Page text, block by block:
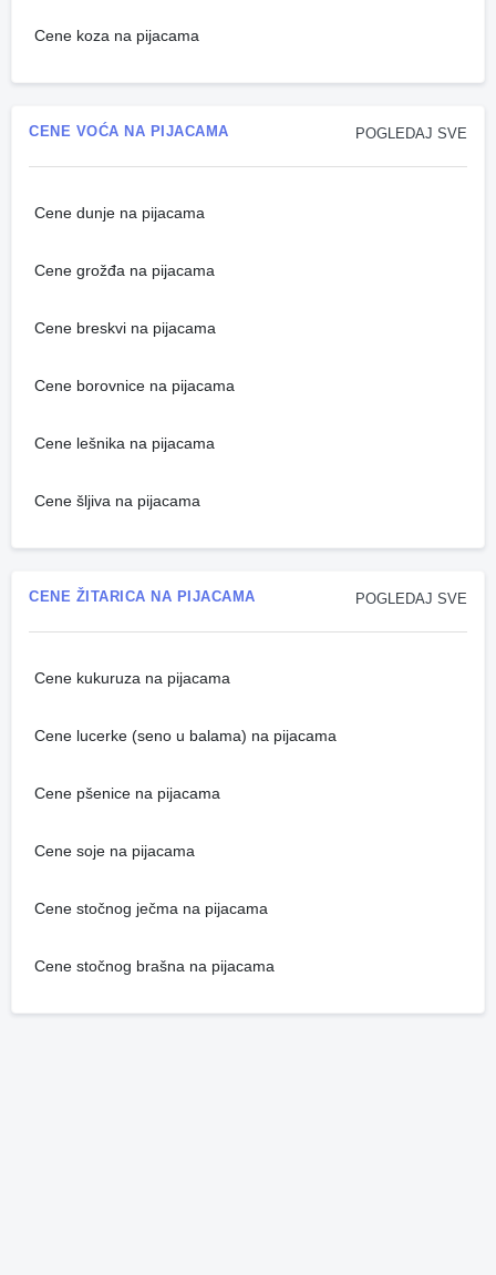
Cene koza na pijacama
POGLEDAJ SVE
CENE VOĆA NA PIJACAMA
Cene dunje na pijacama
Cene grožđa na pijacama
Cene breskvi na pijacama
Cene borovnice na pijacama
Cene lešnika na pijacama
Cene šljiva na pijacama
POGLEDAJ SVE
CENE ŽITARICA NA PIJACAMA
Cene kukuruza na pijacama
Cene lucerke (seno u balama) na pijacama
Cene pšenice na pijacama
Cene soje na pijacama
Cene stočnog ječma na pijacama
Cene stočnog brašna na pijacama